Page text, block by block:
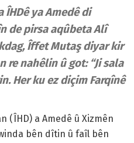
ÎHDê ya Amedê di
de pirsa aqûbeta Alî
Îffet Mutaş diyar kir
re nahêlin û got: “Ji sala
Her ku ez diçim Farqînê
(ÎHD) a Amedê û Xizmên
bên dîtin û faîl bên